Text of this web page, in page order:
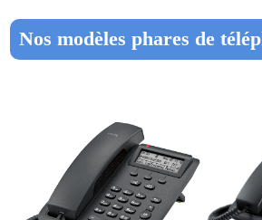
Nos modèles phares de